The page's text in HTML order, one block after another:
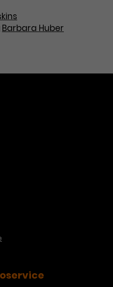
Barbara Huber